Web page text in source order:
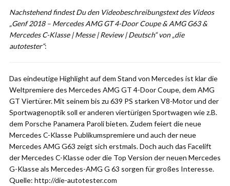
Nachstehend findest Du den Videobeschreibungstext des Videos
„Genf 2018 – Mercedes AMG GT 4-Door Coupe & AMG G63 &
Mercedes C-Klasse | Messe | Review | Deutsch“ von „die
autotester“:
Das eindeutige Highlight auf dem Stand von Mercedes ist klar die
Weltpremiere des Mercedes AMG GT 4-Door Coupe, dem AMG
GT Viertürer. Mit seinem bis zu 639 PS starken V8-Motor und der
Sportwagenoptik soll er anderen viertürigen Sportwagen wie z.B.
dem Porsche Panamera Paroli bieten. Zudem feiert die neue
Mercedes C-Klasse Publikumspremiere und auch der neue
Mercedes AMG G63 zeigt sich erstmals. Doch auch das Facelift
der Mercedes C-Klasse oder die Top Version der neuen Mercedes
G-Klasse als Mercedes-AMG G 63 sorgen für großes Interesse.
Quelle: http://die-autotester.com